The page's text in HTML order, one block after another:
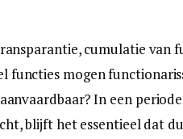
cumulatie van
functies mogen
In een
blijft het essentieel dat